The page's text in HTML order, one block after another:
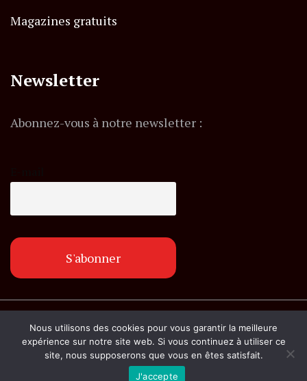
Magazines gratuits
Newsletter
Abonnez-vous à notre newsletter :
© Copyright lemagazineinfo.fr. Tous droits
réservés.
Nous utilisons des cookies pour vous garantir la meilleure
expérience sur notre site web. Si vous continuez à utiliser ce
site, nous supposerons que vous en êtes satisfait.
J'accepte